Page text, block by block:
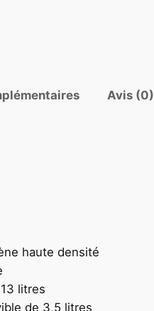
Avis (0)
haute densité
litres
de 3,5 litres